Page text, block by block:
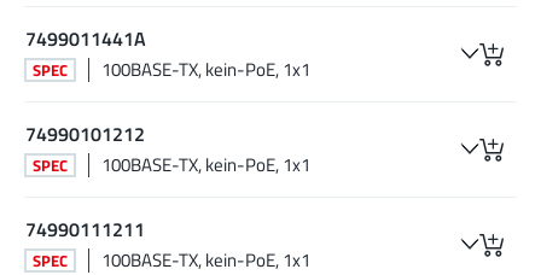
7499011441A
SPEC 100BASE-TX, kein-PoE, 1x1
74990101212
SPEC 100BASE-TX, kein-PoE, 1x1
74990111211
SPEC 100BASE-TX, kein-PoE, 1x1